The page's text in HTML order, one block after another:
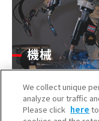
機械
We collect unique
analyze our traffic
Please click here